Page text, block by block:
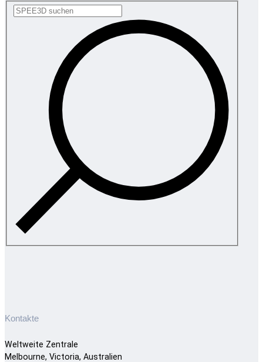
Kontakte
Weltweite Zentrale
Melbourne, Victoria, Australien